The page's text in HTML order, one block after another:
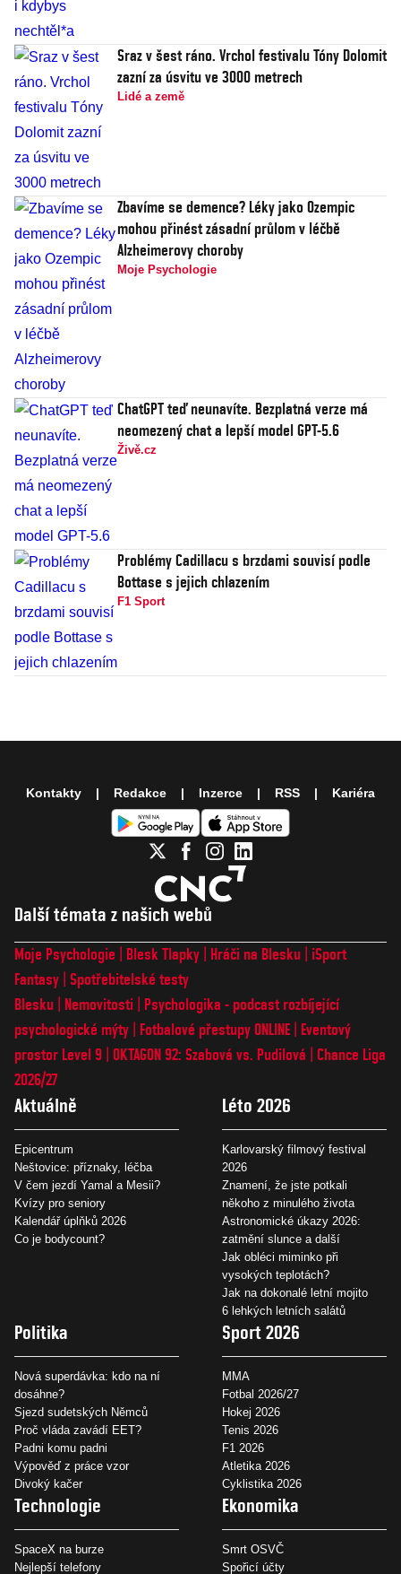
Sraz v šest ráno. Vrchol festivalu Tóny Dolomit
zazní za úsvitu ve 3000 metrech
Lidé a země
Zbavíme se demence? Léky jako Ozempic
mohou přinést zásadní průlom v léčbě
Alzheimerovy choroby
Moje Psychologie
ChatGPT teď neunavíte. Bezplatná verze má
neomezený chat a lepší model GPT-5.6
Živě.cz
Problémy Cadillacu s brzdami souvisí podle
Bottase s jejich chlazením
F1 Sport
Další témata z našich webů
Moje Psychologie Blesk Tlapky Hráči na Blesku
iSport
Fantasy Spotřebitelské testy
Blesku
Nemovitosti
Psychologika - podcast rozbíjející
psychologické mýty
Fotbalové přestupy ONLINE
Eventový
prostor Level 9 OKTAGON 92: Szabová vs. Pudilová
Chance Liga
2026/27
Aktuálně
Epicentrum
Neštovice: příznaky, léčba
V čem jezdí Yamal a Mesii?
Kvízy pro seniory
Kalendář úplňků 2026
Co je bodycount?
Léto 2026
Karlovarský filmový festival
2026
Znamení, že jste potkali
někoho z minulého života
Astronomické úkazy 2026:
zatmění slunce a další
Jak obléci miminko při
vysokých teplotách?
Jak na dokonalé letní mojito
6 lehkých letních salátů
Politika
Nová superdávka: kdo na ní
dosáhne?
Sjezd sudetských Němců
Proč vláda zavádí EET?
Padni komu padni
Výpověď z práce vzor
Divoký kačer
Sport 2026
MMA
Fotbal 2026/27
Hokej 2026
Tenis 2026
F1 2026
Atletika 2026
Cyklistika 2026
Technologie
SpaceX na burze
Nejlepší telefony
Ekonomika
Smrt OSVČ
Spořicí účty
Kontakty Redakce Inzerce RSS Kariéra